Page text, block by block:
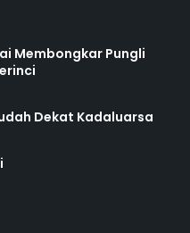
Membongkar Pungli
Dekat Kadaluarsa